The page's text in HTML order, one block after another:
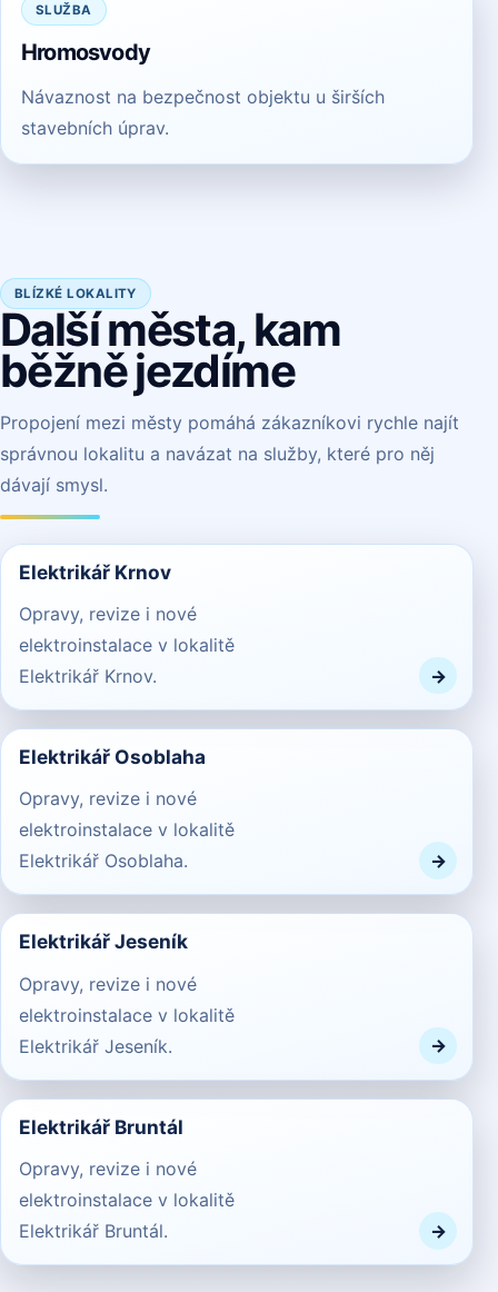
SLUŽBA
Hromosvody
Návaznost na bezpečnost objektu u širších
stavebních úprav.
BLÍZKÉ LOKALITY
Další města, kam
běžně jezdíme
Propojení mezi městy pomáhá zákazníkovi rychle najít
správnou lokalitu a navázat na služby, které pro něj
dávají smysl.
Elektrikář Krnov
Opravy, revize i nové
elektroinstalace v lokalitě
Elektrikář Krnov.
Elektrikář Osoblaha
Opravy, revize i nové
elektroinstalace v lokalitě
Elektrikář Osoblaha.
Elektrikář Jeseník
Opravy, revize i nové
elektroinstalace v lokalitě
Elektrikář Jeseník.
Elektrikář Bruntál
Opravy, revize i nové
elektroinstalace v lokalitě
Elektrikář Bruntál.